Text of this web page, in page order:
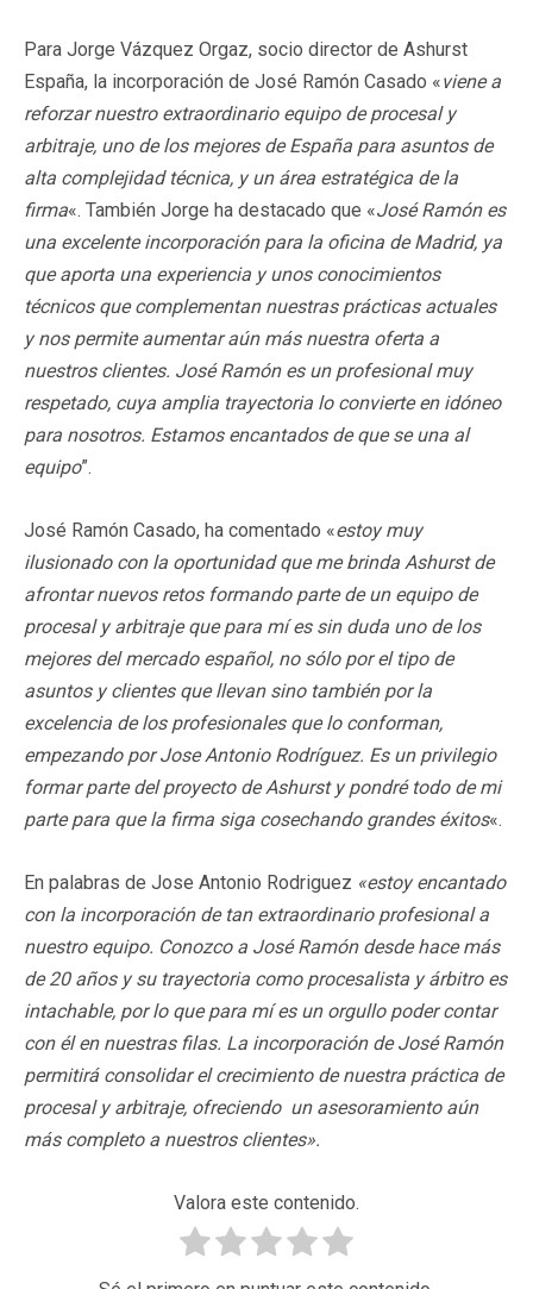
Para Jorge Vázquez Orgaz, socio director de Ashurst
España, la incorporación de José Ramón Casado «viene a
reforzar nuestro extraordinario equipo de procesal y
arbitraje, uno de los mejores de España para asuntos de
alta complejidad técnica, y un área estratégica de la
firma«. También Jorge ha destacado que «José Ramón es
una excelente incorporación para la oficina de Madrid, ya
que aporta una experiencia y unos conocimientos
técnicos que complementan nuestras prácticas actuales
y nos permite aumentar aún más nuestra oferta a
nuestros clientes. José Ramón es un profesional muy
respetado, cuya amplia trayectoria lo convierte en idóneo
para nosotros. Estamos encantados de que se una al
equipo”.
José Ramón Casado, ha comentado «estoy muy
ilusionado con la oportunidad que me brinda Ashurst de
afrontar nuevos retos formando parte de un equipo de
procesal y arbitraje que para mí es sin duda uno de los
mejores del mercado español, no sólo por el tipo de
asuntos y clientes que llevan sino también por la
excelencia de los profesionales que lo conforman,
empezando por Jose Antonio Rodríguez. Es un privilegio
formar parte del proyecto de Ashurst y pondré todo de mi
parte para que la firma siga cosechando grandes éxitos«.
En palabras de Jose Antonio Rodriguez «estoy encantado
con la incorporación de tan extraordinario profesional a
nuestro equipo. Conozco a José Ramón desde hace más
de 20 años y su trayectoria como procesalista y árbitro es
intachable, por lo que para mí es un orgullo poder contar
con él en nuestras filas. La incorporación de José Ramón
permitirá consolidar el crecimiento de nuestra práctica de
procesal y arbitraje, ofreciendo un asesoramiento aún
más completo a nuestros clientes».
Valora este contenido.